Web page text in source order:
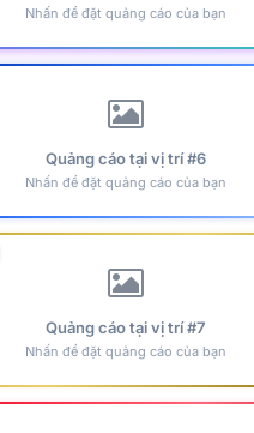
Nhấn để đặt quảng cáo của bạn
Quảng cáo tại vị trí #6
Nhấn để đặt quảng cáo của bạn
Quảng cáo tại vị trí #7
Nhấn để đặt quảng cáo của bạn